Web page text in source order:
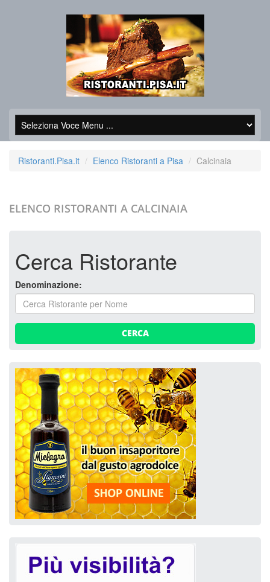
Ristoranti.Pisa.it Elenco Ristoranti a Pisa Calcinaia
ELENCO RISTORANTI A CALCINAIA
Cerca Ristorante
Denominazione:
CERCA